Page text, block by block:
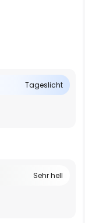
Tageslicht
Sehr hell